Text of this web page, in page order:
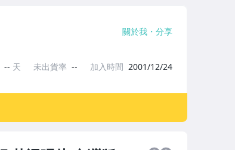
關於我 分享
-- 天 未出貨率 -- 加入時間 2001/12/24